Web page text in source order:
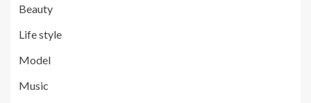
Beauty
Life style
Model
Music